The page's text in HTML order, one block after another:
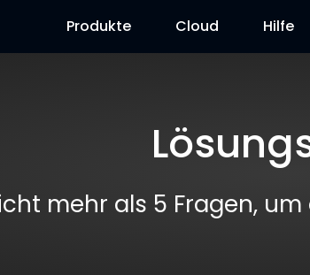
Produkte Cloud Hilfe
mehr als 5 Fragen,